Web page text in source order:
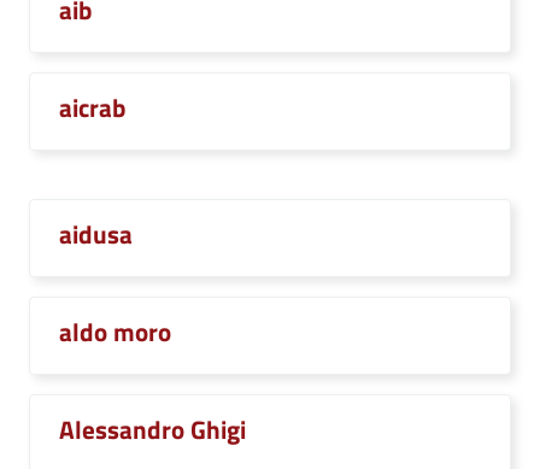
aib
aicrab
aidusa
aldo moro
Alessandro Ghigi